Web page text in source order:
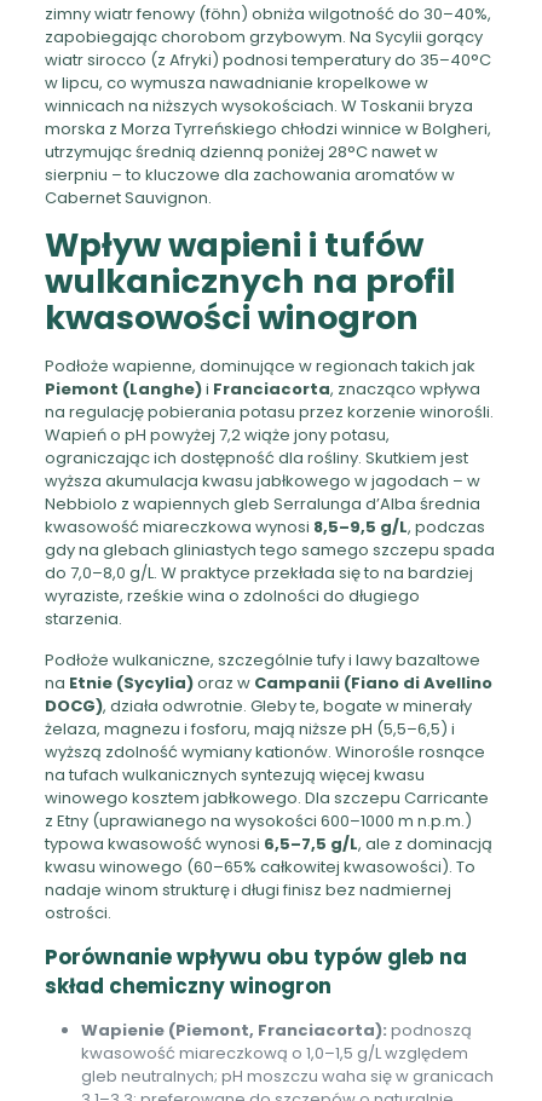
zimny wiatr fenowy (föhn) obniża wilgotność do 30–40%,
zapobiegając chorobom grzybowym. Na Sycylii gorący
wiatr sirocco (z Afryki) podnosi temperatury do 35–40°C
w lipcu, co wymusza nawadnianie kropelkowe w
winnicach na niższych wysokościach. W Toskanii bryza
morska z Morza Tyrreńskiego chłodzi winnice w Bolgheri,
utrzymując średnią dzienną poniżej 28°C nawet w
sierpniu – to kluczowe dla zachowania aromatów w
Cabernet Sauvignon.
Wpływ wapieni i tufów
wulkanicznych na profil
kwasowości winogron
Podłoże wapienne, dominujące w regionach takich jak
Piemont (Langhe)i Franciacorta, znacząco wpływa
na regulację pobierania potasu przez korzenie winorośli.
Wapień o pH powyżej 7,2 wiąże jony potasu,
ograniczając ich dostępność dla rośliny. Skutkiem jest
wyższa akumulacja kwasu jabłkowego w jagodach – w
Nebbiolo z wapiennych gleb Serralunga d’Alba średnia
kwasowość miareczkowa wynosi 8,5–9,5 g/L, podczas
gdy na glebach gliniastych tego samego szczepu spada
do 7,0–8,0 g/L. W praktyce przekłada się to na bardziej
wyraziste, rześkie wina o zdolności do długiego
starzenia.
Podłoże wulkaniczne, szczególnie tufy i lawy bazaltowe
na Etnie (Sycylia)oraz w Campanii (Fiano di Avellino
DOCG), działa odwrotnie. Gleby te, bogate w minerały
żelaza, magnezu i fosforu, mają niższe pH (5,5–6,5) i
wyższą zdolność wymiany kationów. Winorośle rosnące
na tufach wulkanicznych syntezują więcej kwasu
winowego kosztem jabłkowego. Dla szczepu Carricante
z Etny (uprawianego na wysokości 600–1000 m n.p.m.)
typowa kwasowość wynosi 6,5–7,5 g/L, ale z dominacją
kwasu winowego (60–65% całkowitej kwasowości). To
nadaje winom strukturę i długi finisz bez nadmiernej
ostrości.
Porównanie wpływu obu typów gleb na
skład chemiczny winogron
Wapienie (Piemont, Franciacorta): podnoszą
kwasowość miareczkową o 1,0–1,5 g/L względem
gleb neutralnych; pH moszczu waha się w granicach